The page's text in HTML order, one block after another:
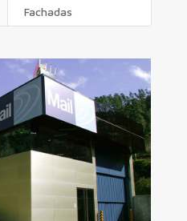
Fachadas